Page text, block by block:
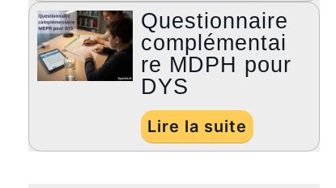
Questionnaire
complémentai
re MDPH pour
DYS
Lire la suite